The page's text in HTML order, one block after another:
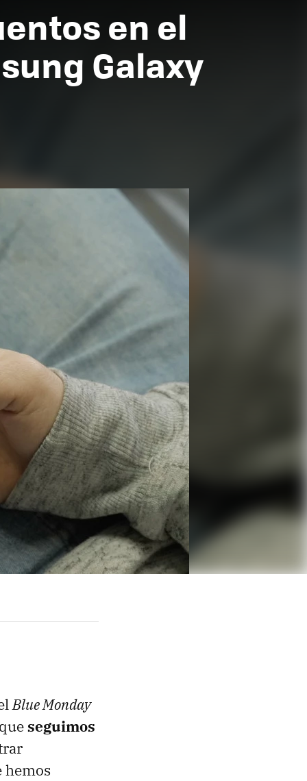
en el
Galaxy
Blue Monday
seguimos
hemos